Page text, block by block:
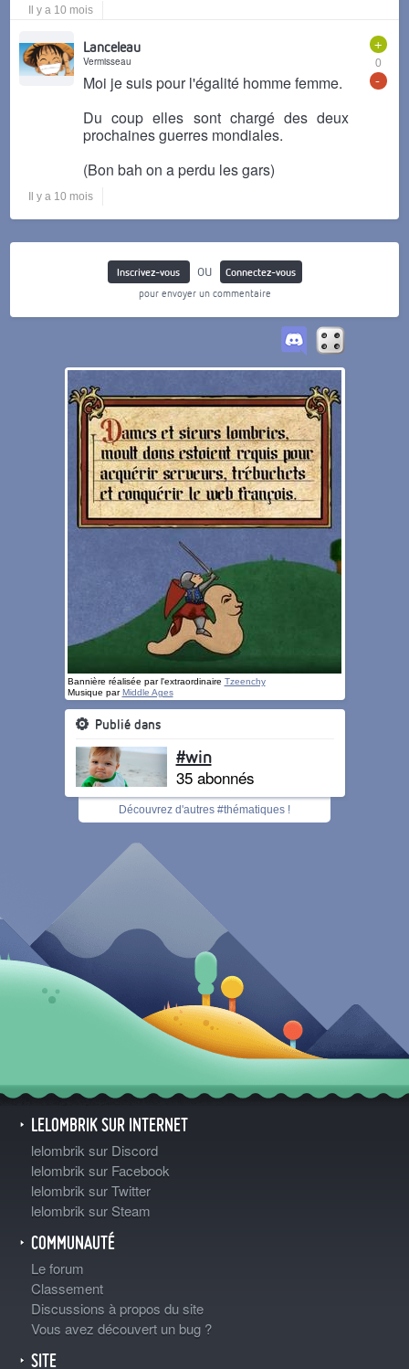
Il y a 10 mois
+
0
-
Lanceleau
Vermisseau
Moi je suis pour l'égalité homme femme.
Du coup elles sont chargé des deux
prochaines guerres mondiales.
(Bon bah on a perdu les gars)
Il y a 10 mois
Inscrivez-vous ou
Connectez-vous
pour envoyer un commentaire
Bannière réalisée par l'extraordinaire Tzeenchy
Musique parMiddle Ages
Publié dans
#win
35 abonnés
Découvrez d'autres #thématiques !
LELOMBRIK SUR INTERNET
lelombrik sur Discord
lelombrik sur Facebook
lelombrik sur Twitter
lelombrik sur Steam
COMMUNAUTÉ
Le forum
Classement
Discussions à propos du site
Vous avez découvert un bug ?
SITE